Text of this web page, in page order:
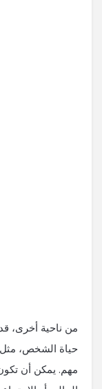
من ناحية أخرى،
حياة الشخص،
مهم. يمكن أن